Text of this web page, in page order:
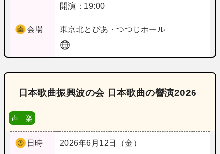
開演：19:00
会場 東京北とぴあ・つつじホール
日本歌曲振興波の会 日本歌曲の響演2026
声 楽
日時
2026年6月12日（金）